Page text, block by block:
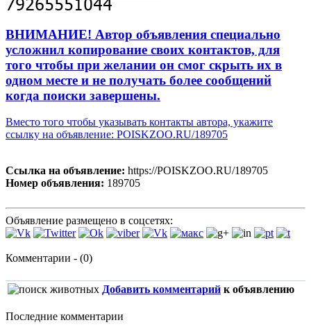
ВНИМАНИЕ! Автор объявления специально
усложнил копирование своих контактов, для
того чтобы при желании он смог скрыть их в
одном месте и не получать более сообщений
когда поиски завершены.
Вместо того чтобы указывать контакты автора, укажите
ссылку на объявление: POISKZOO.RU/189705
Ссылка на объявление: https://POISKZOO.RU/189705
Номер объявления: 189705
Объявление размещено в соцсетях:
Комментарии - (0)
Добавить комментарий к объявлению
Последние комментарии